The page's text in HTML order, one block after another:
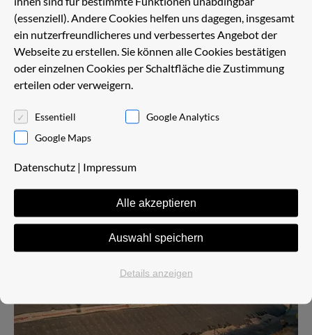
wir in der Lage, besonders wirtschaftliche und
moderne Lösungen zu erarbeiten. Unsere
Erfahrungen bei Ausschreibung und Überwachung
belegen diesen Ansatz durch kostentreues Bauen.
Die vgs InGeo GmbH ist anerkannte Prüfstelle für
Baustoffe, Baustoffgemische und daraus
(essenziell). Andere Cookies helfen uns dagegen, insgesamt
ein nutzerfreundlicheres und verbessertes Angebot der
Webseite zu erstellen. Sie können alle Cookies bestätigen
oder einzelnen Cookies per Schaltfläche die Zustimmung
erteilen oder verweigern.
Essentiell
Google Analytics
Google Maps
Datenschutz | Impressum
Alle akzeptieren
Auswahl speichern
Details anzeigen